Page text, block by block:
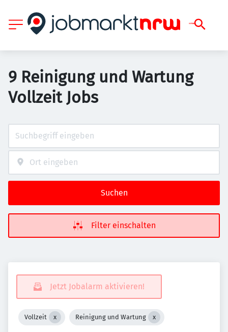
9 Reinigung und Wartung
Vollzeit Jobs
Suchen
Filter einschalten
Jetzt Jobalarm aktivieren!
Vollzeit Reinigung und Wartung